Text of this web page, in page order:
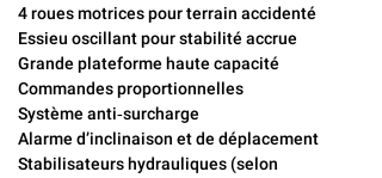
4 roues motrices pour terrain accidenté
Essieu oscillant pour stabilité accrue
Grande plateforme haute capacité
Commandes proportionnelles
Système anti‑surcharge
Alarme d’inclinaison et de déplacement
Stabilisateurs hydrauliques (selon